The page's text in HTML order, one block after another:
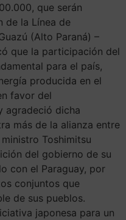
que serán
de la Línea de
(Alto Paraná) –
que la participación del
para el país,
producida en el
favor del
agradeció dicha
más de la alianza entre
Toshimitsu
del gobierno de su
con el Paraguay, por
conjuntos que
de sus pueblos.
japonesa para un